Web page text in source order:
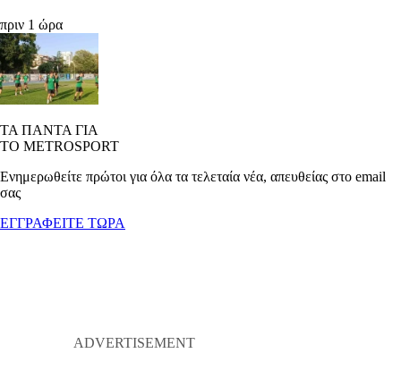
πριν 1 ώρα
ΤΑ ΠΑΝΤΑ ΓΙΑ
ΤΟ METROSPORT
Ενημερωθείτε πρώτοι για όλα τα τελεταία νέα, απευθείας στο email
σας
ΕΓΓΡΑΦΕΙΤΕ ΤΩΡΑ